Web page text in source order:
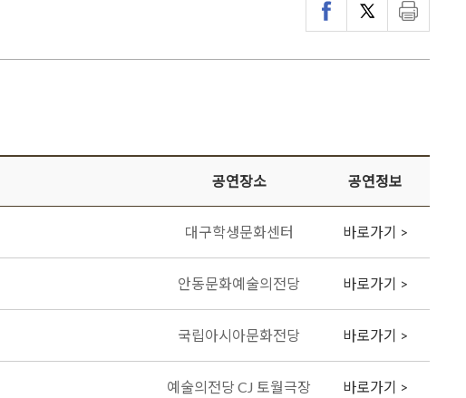
공연장소 공연정보
대구학생문화센터 바로가기 >
안동문화예술의전당 바로가기 >
국립아시아문화전당 바로가기 >
예술의전당 CJ 토월극장 바로가기 >